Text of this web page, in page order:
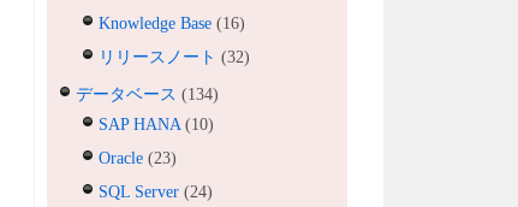
Knowledge Base (16)
リリースノート (32)
データベース (134)
SAP HANA (10)
Oracle (23)
SQL Server (24)